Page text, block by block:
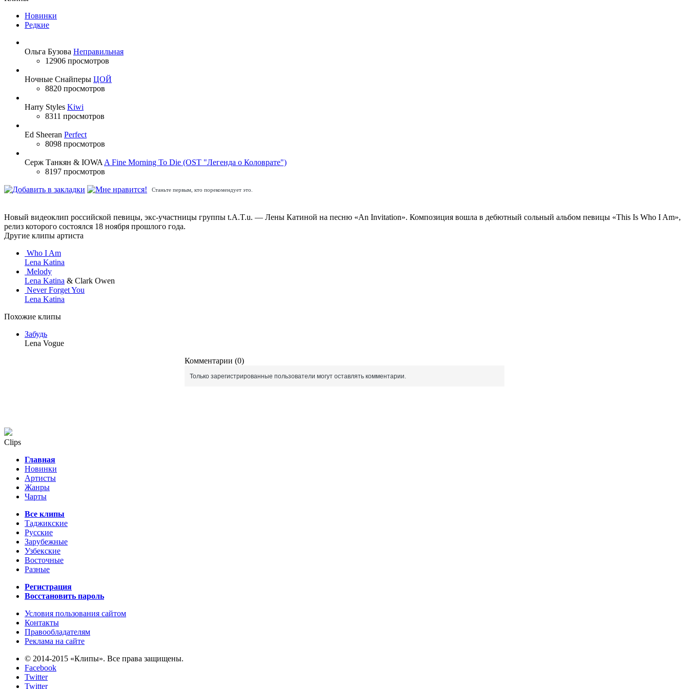
Новинки
Редкие
Ольга Бузова Неправильная
12906 просмотров
Ночные Снайперы ЦОЙ
8820 просмотров
Harry Styles Kiwi
8311 просмотров
Ed Sheeran Perfect
8098 просмотров
Серж Танкян & IOWA A Fine Morning To Die (OST "Легенда о Коловрате")
8197 просмотров
Станьте первым, кто порекомендует это.
Новый видеоклип российской певицы, экс-участницы группы t.A.T.u. — Лены Катиной на песню «An Invitation». Композиция вошла в дебютный сольный альбом певицы «This Is Who I Am»,
релиз которого состоялся 18 ноября прошлого года.
Другие клипы артиста
Who I Am
Lena Katina
Melody
Lena Katina & Clark Owen
Never Forget You
Lena Katina
Похожие клипы
Забудь
Lena Vogue
Комментарии (0)
Только зарегистрированные пользователи могут оставлять комментарии.
Clips
Главная
Новинки
Артисты
Жанры
Чарты
Все клипы
Таджикские
Русские
Зарубежные
Узбекские
Восточные
Разные
Регистрация
Восстановить пароль
Условия пользования сайтом
Контакты
Правообладателям
Реклама на сайте
© 2014-2015 «Клипы». Все права защищены.
Facebook
Twitter
Twitter